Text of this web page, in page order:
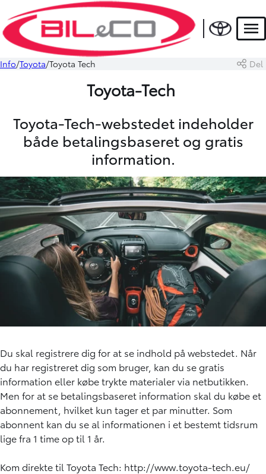
Info Toyota Toyota Tech Del
Toyota-Tech
Toyota-Tech-webstedet indeholder
både betalingsbaseret og gratis
information.
Du skal registrere dig for at se indhold på webstedet. Når
du har registreret dig som bruger, kan du se gratis
information eller købe trykte materialer via netbutikken.
Men for at se betalingsbaseret information skal du købe et
abonnement, hvilket kun tager et par minutter. Som
abonnent kan du se al informationen i et bestemt tidsrum
lige fra 1 time op til 1 år.
Kom direkte til Toyota Tech: http://www.toyota-tech.eu/